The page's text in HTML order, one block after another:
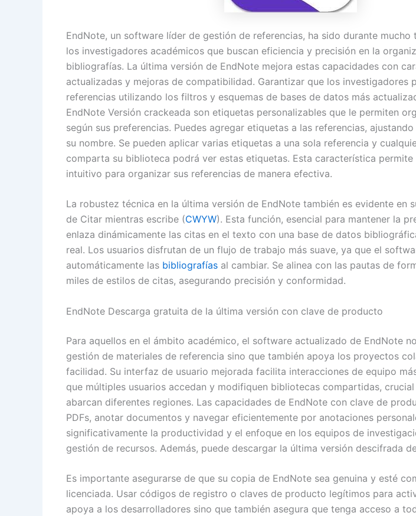
EndNote, un software líder de gestión de referencias, ha sido durante mucho
los investigadores académicos que buscan eficiencia y precisión en la
bibliografías. La última versión de EndNote mejora estas capacidades con
actualizadas y mejoras de compatibilidad. Garantizar que los investigadores
referencias utilizando los filtros y esquemas de bases de datos más
EndNote Versión crackeada son etiquetas personalizables que le permiten
según sus preferencias. Puedes agregar etiquetas a las referencias,
su nombre. Se pueden aplicar varias etiquetas a una sola referencia y
comparta su biblioteca podrá ver estas etiquetas. Esta característica
intuitivo para organizar sus referencias de manera efectiva.
La robustez técnica en la última versión de EndNote también es evidente en
de Citar mientras escribe (CWYW). Esta función, esencial para mantener la
enlaza dinámicamente las citas en el texto con una base de datos
real. Los usuarios disfrutan de un flujo de trabajo más suave, ya que el
automáticamente las bibliografías al cambiar. Se alinea con las pautas de
miles de estilos de citas, asegurando precisión y conformidad.
EndNote Descarga gratuita de la última versión con clave de producto
Para aquellos en el ámbito académico, el software actualizado de EndNote
gestión de materiales de referencia sino que también apoya los proyectos
facilidad. Su interfaz de usuario mejorada facilita interacciones de equipo
que múltiples usuarios accedan y modifiquen bibliotecas compartidas,
abarcan diferentes regiones. Las capacidades de EndNote con clave de
PDFs, anotar documentos y navegar eficientemente por anotaciones
significativamente la productividad y el enfoque en los equipos de
gestión de recursos. Además, puede descargar la última versión descifrada
Es importante asegurarse de que su copia de EndNote sea genuina y esté
licenciada. Usar códigos de registro o claves de producto legítimos para
apoya a los desarrolladores sino que también asegura que tenga acceso a